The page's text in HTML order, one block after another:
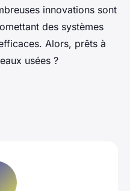
innovations sont
des systèmes
Alors, prêts à
usées ?